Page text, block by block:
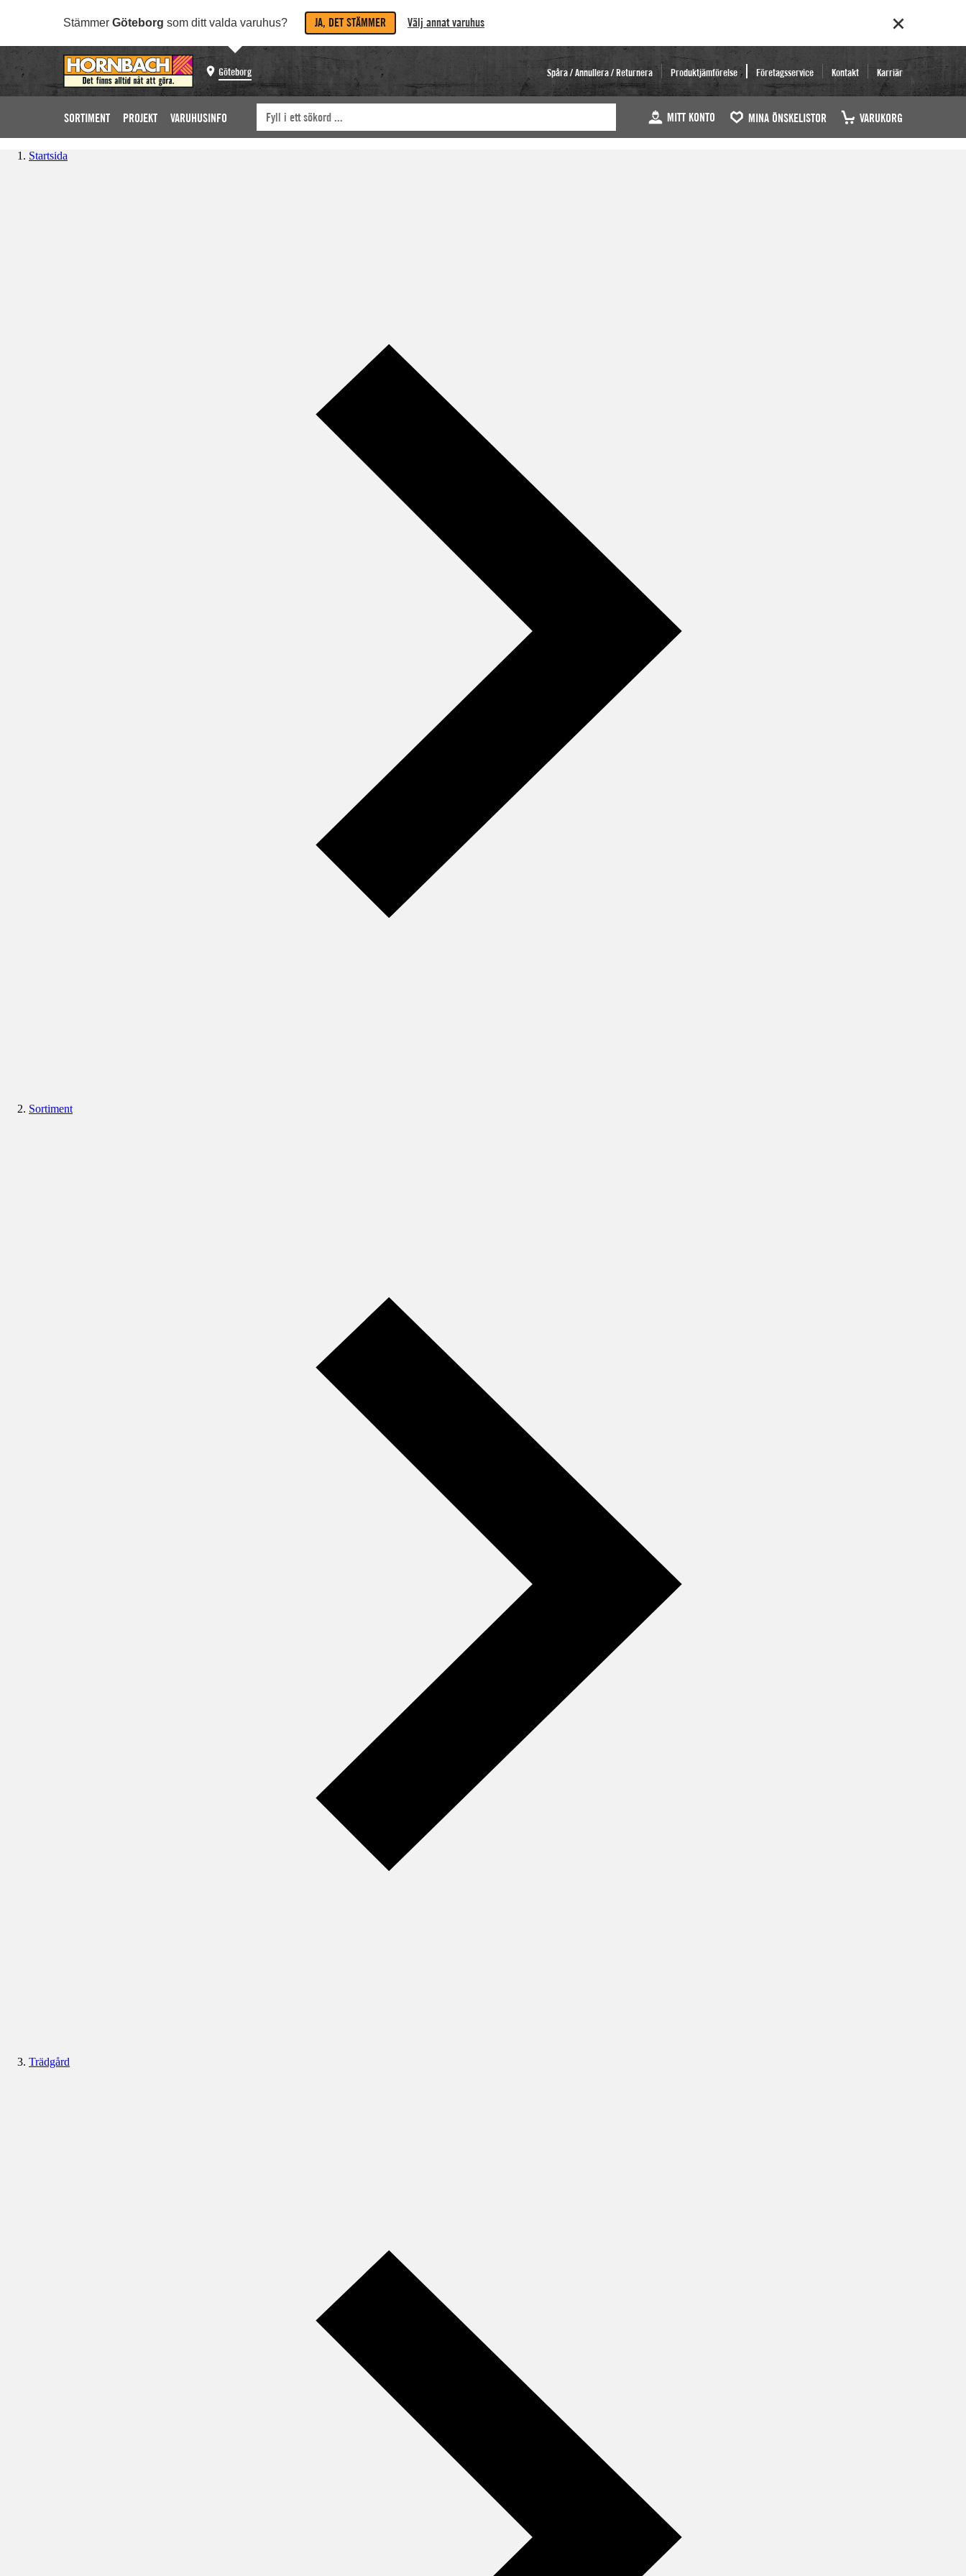
Stämmer Göteborg som ditt valda varuhus? JA, DET STÄMMER Välj annat varuhus
Göteborg Spåra / Annullera / Returnera Produktjämförelse Företagsservice Kontakt Karriär
SORTIMENT PROJEKT VARUHUSINFO MITT KONTO MINA ÖNSKELISTOR VARUKORG
Startsida
Sortiment
Trädgård